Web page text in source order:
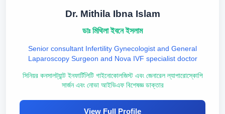
Dr. Mithila Ibna Islam
ডাঃ মিথিলা ইবনে ইসলাম
Senior consultant Infertility Gynecologist and General
Laparoscopy Surgeon and Nova IVF specialist doctor
সিনিয়র কনসালট্যান্ট ইনফার্টিলিটি গাইনোকোলজিস্ট এবং জেনারেল ল্যাপারোস্কোপি
সার্জন এবং নোভা আইভিএফ বিশেষজ্ঞ ডাক্তার
View Full Profile